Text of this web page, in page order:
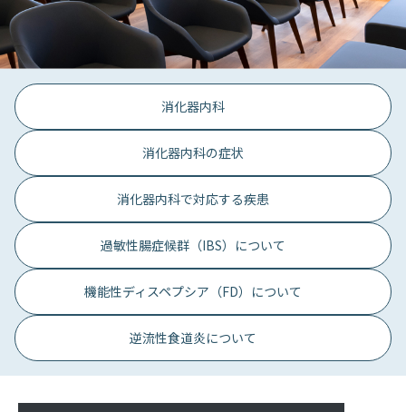
消化器内科
消化器内科の症状
消化器内科で対応する疾患
過敏性腸症候群（IBS）について
機能性ディスペプシア（FD）について
逆流性食道炎について